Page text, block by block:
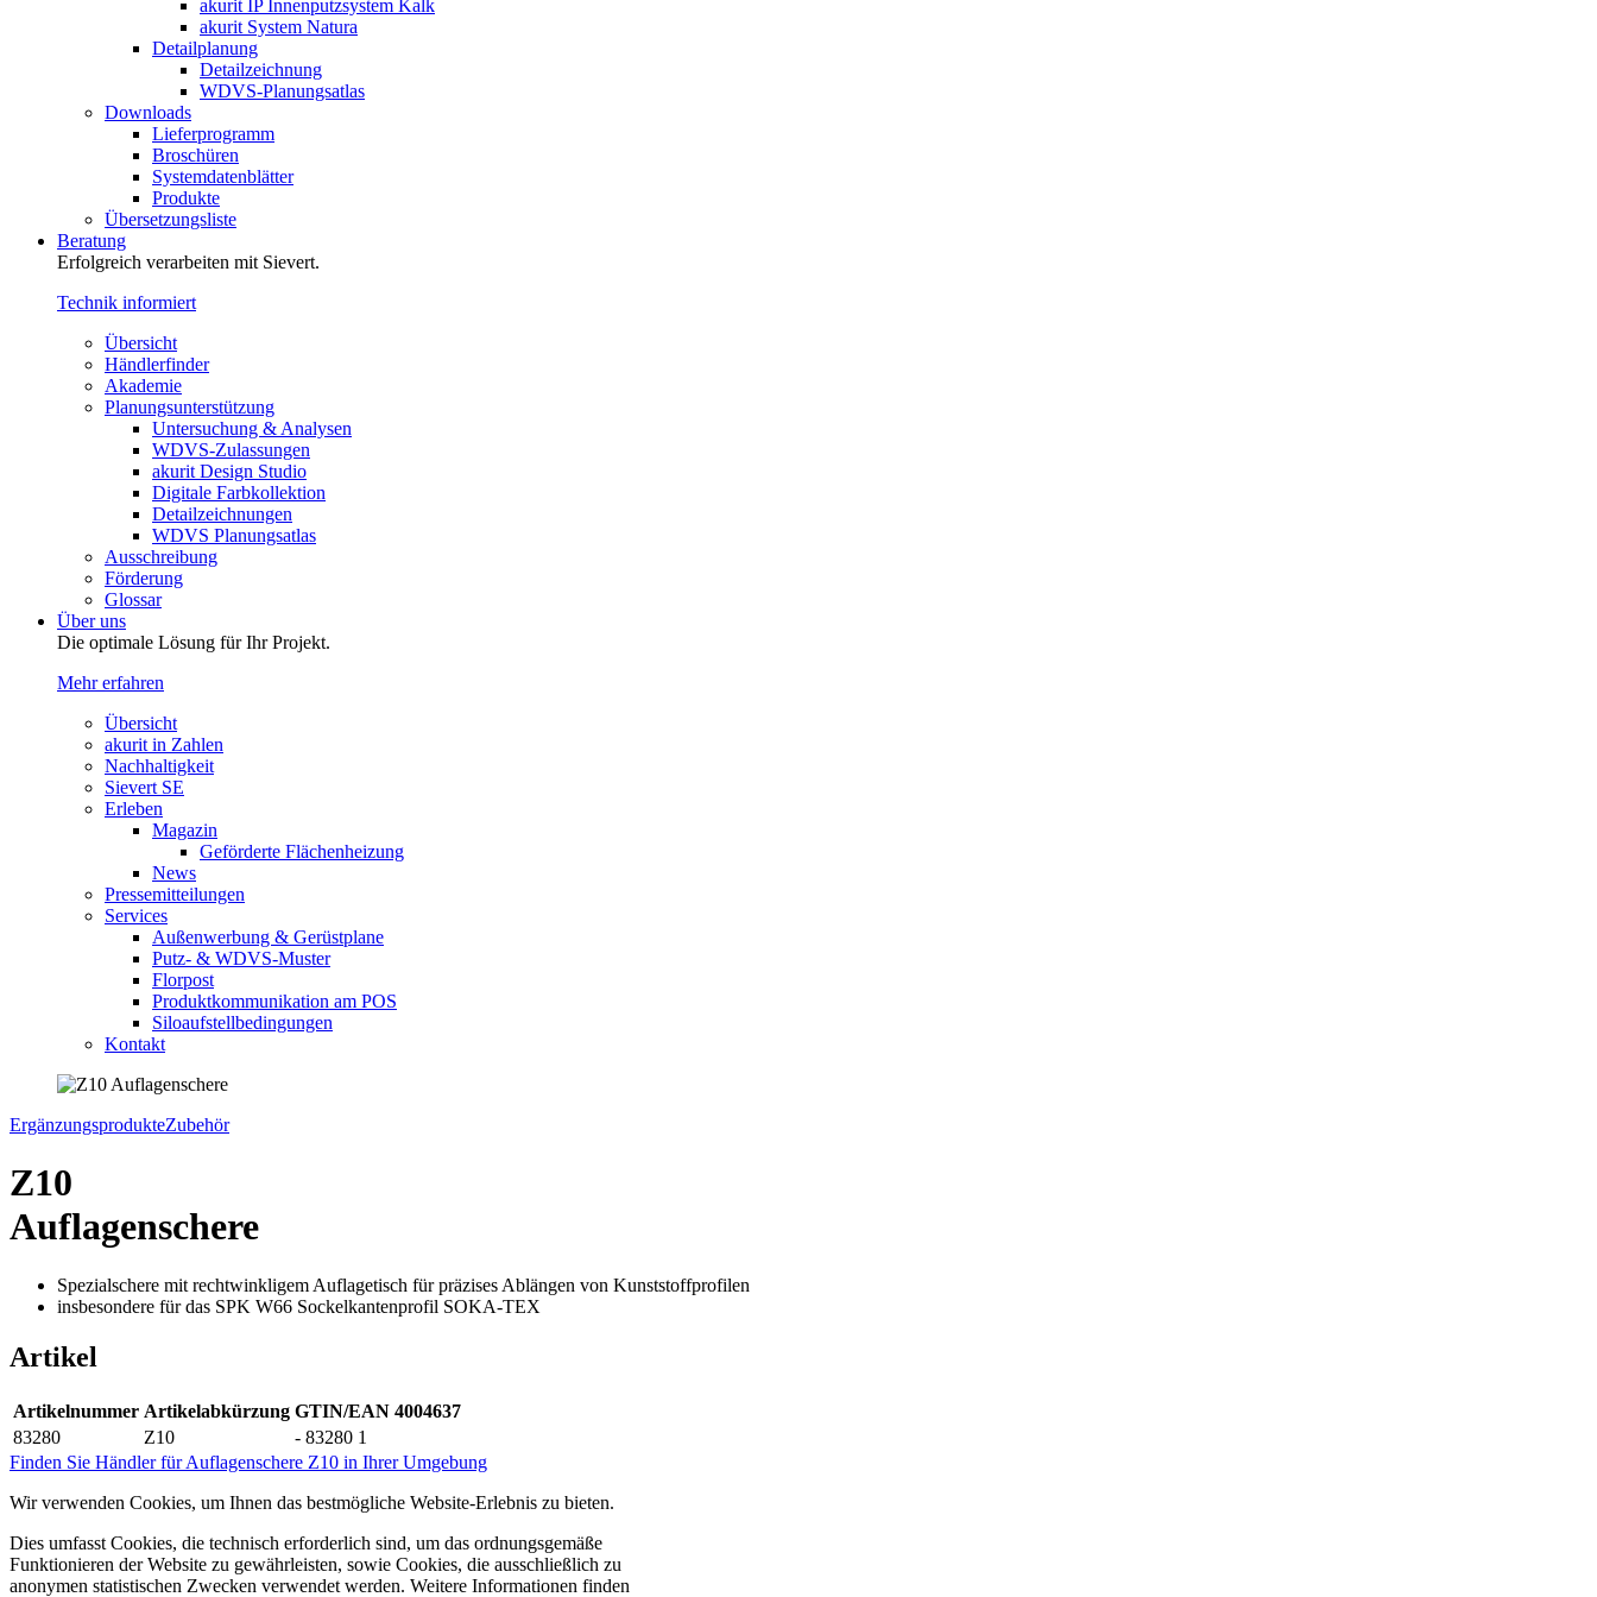
akurit IP Innenputzsystem Kalk
akurit System Natura
Detailplanung
Detailzeichnung
WDVS-Planungsatlas
Downloads
Lieferprogramm
Broschüren
Systemdatenblätter
Produkte
Übersetzungsliste
Beratung
Erfolgreich verarbeiten mit Sievert.
Technik informiert
Übersicht
Händlerfinder
Akademie
Planungsunterstützung
Untersuchung & Analysen
WDVS-Zulassungen
akurit Design Studio
Digitale Farbkollektion
Detailzeichnungen
WDVS Planungsatlas
Ausschreibung
Förderung
Glossar
Über uns
Die optimale Lösung für Ihr Projekt.
Mehr erfahren
Übersicht
akurit in Zahlen
Nachhaltigkeit
Sievert SE
Erleben
Magazin
Geförderte Flächenheizung
News
Pressemitteilungen
Services
Außenwerbung & Gerüstplane
Putz- & WDVS-Muster
Florpost
Produktkommunikation am POS
Siloaufstellbedingungen
Kontakt
ErgänzungsprodukteZubehör
Z10
Auflagenschere
Spezialschere mit rechtwinkligem Auflagetisch für präzises Ablängen von Kunststoffprofilen
insbesondere für das SPK W66 Sockelkantenprofil SOKA-TEX
Artikel
Artikelnummer Artikelabkürzung GTIN/EAN 4004637
83280
Z10
- 83280 1
Finden Sie Händler für Auflagenschere Z10 in Ihrer Umgebung
Wir verwenden Cookies, um Ihnen das bestmögliche Website-Erlebnis zu bieten.
Dies umfasst Cookies, die technisch erforderlich sind, um das ordnungsgemäße
Funktionieren der Website zu gewährleisten, sowie Cookies, die ausschließlich zu
anonymen statistischen Zwecken verwendet werden. Weitere Informationen finden